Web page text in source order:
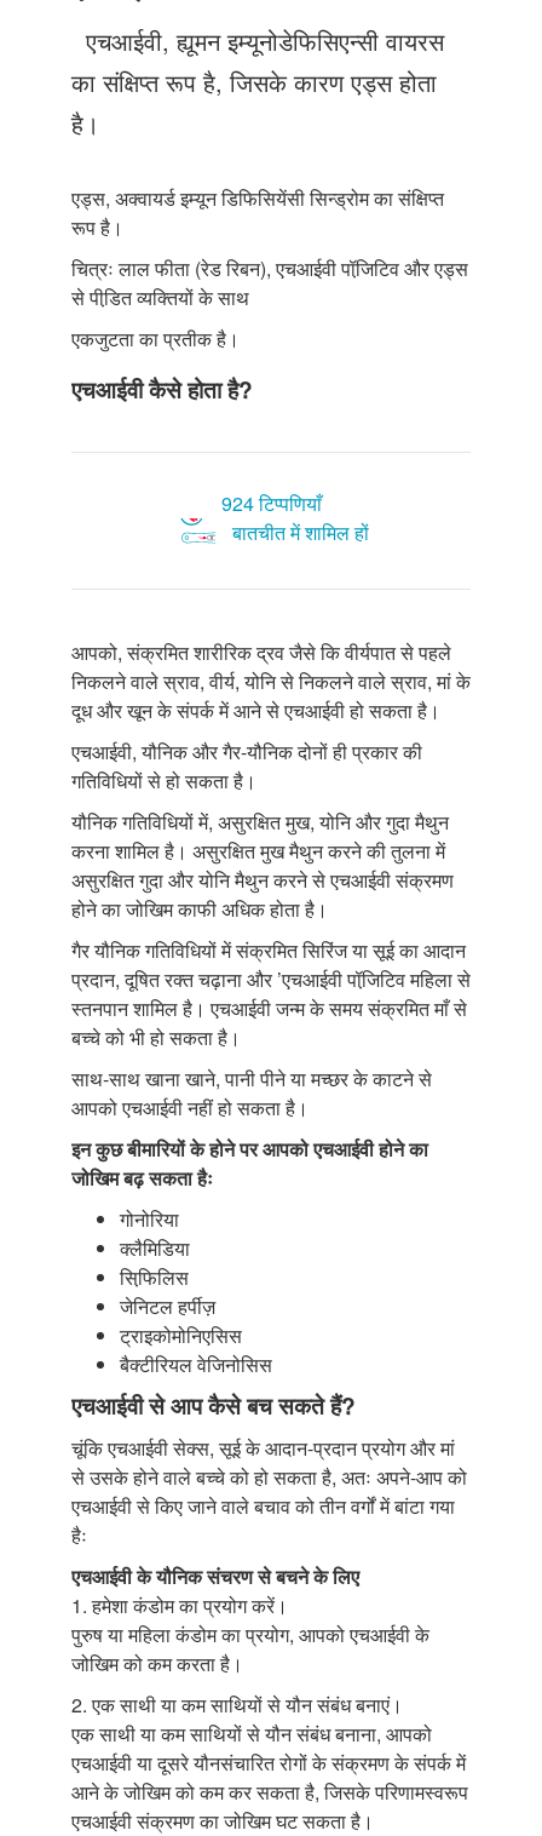
संपर्क करें
एचआईवी, ह्यूमन इम्यूनोडेफिसिएन्सी वायरस
का संक्षिप्त रूप है, जिसके कारण एड्स होता
है।
एड्स, अक्वायर्ड इम्यून डिफिसियेंसी सिन्ड्रोम का संक्षिप्त
रूप है।
चित्रः लाल फीता (रेड रिबन), एचआईवी पॉजि़टिव और एड्स
से पीडि़त व्यक्तियों के साथ
एकजुटता का प्रतीक है।
एचआईवी कैसे होता है?
924 टिप्पणियाँ
बातचीत में शामिल हों
आपको, संक्रमित शारीरिक द्रव जैसे कि वीर्यपात से पहले
निकलने वाले स्राव, वीर्य, योनि से निकलने वाले स्राव, मां के
दूध और खून के संपर्क में आने से एचआईवी हो सकता है।
एचआईवी, यौनिक और गैर-यौनिक दोनों ही प्रकार की
गतिविधियों से हो सकता है।
यौनिक गतिविधियों में, असुरक्षित मुख, योनि और गुदा मैथुन
करना शामिल है। असुरक्षित मुख मैथुन करने की तुलना में
असुरक्षित गुदा और योनि मैथुन करने से एचआईवी संक्रमण
होने का जोखिम काफी अधिक होता है।
गैर यौनिक गतिविधियों में संक्रमित सिरिंज या सूई का आदान
प्रदान, दूषित रक्त चढ़ाना और ’एचआईवी पॉजि़टिव महिला से
स्तनपान शामिल है। एचआईवी जन्म के समय संक्रमित माँ से
बच्चे को भी हो सकता है।
साथ-साथ खाना खाने, पानी पीने या मच्छर के काटने से
आपको एचआईवी नहीं हो सकता है।
इन कुछ बीमारियों के होने पर आपको एचआईवी होने का
जोखिम बढ़ सकता हैः
गोनोरिया
क्लैमिडिया
सिफि़लिस
जेनिटल हर्पीज़
ट्राइकोमोनिएसिस
बैक्टीरियल वेजिनोसिस
एचआईवी से आप कैसे बच सकते हैं?
चूंकि एचआईवी सेक्स, सूई के आदान-प्रदान प्रयोग और मां
से उसके होने वाले बच्चे को हो सकता है, अतः अपने-आप को
एचआईवी से किए जाने वाले बचाव को तीन वर्गों में बांटा गया
हैः
एचआईवी के यौनिक संचरण से बचने के लिए
1. हमेशा कंडोम का प्रयोग करें।
पुरुष या महिला कंडोम का प्रयोग, आपको एचआईवी के
जोखिम को कम करता है।
2. एक साथी या कम साथियों से यौन संबंध बनाएं।
एक साथी या कम साथियों से यौन संबंध बनाना, आपको
एचआईवी या दूसरे यौनसंचारित रोगों के संक्रमण के संपर्क में
आने के जोखिम को कम कर सकता है, जिसके परिणामस्वरूप
एचआईवी संक्रमण का जोखिम घट सकता है।